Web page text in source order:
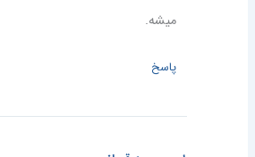
میشه.
پاسخ